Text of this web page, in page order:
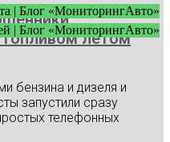
| Блог «МониторингАвто»
| Блог «МониторингАвто»
летом
бензина и дизеля и
запустили сразу
телефонных